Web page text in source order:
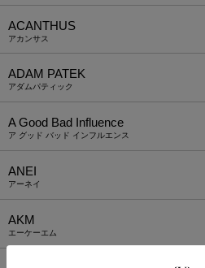
ACANTHUS
アカンサス
ADAM PATEK
アダムパティック
A Good Bad Influence
ア グッド バッド インフルエンス
ANEI
アーネイ
AKM
エーケーエム